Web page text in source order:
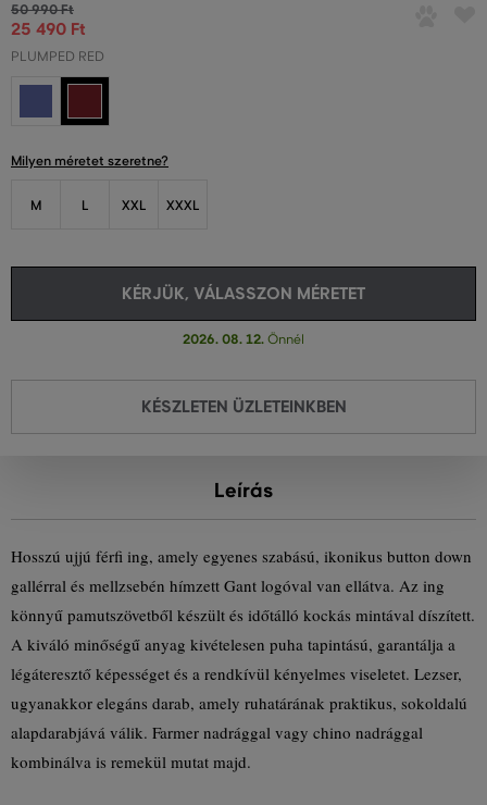
50 990 Ft
25 490 Ft
PLUMPED RED
Milyen méretet szeretne?
M L XXL XXXL
KÉRJÜK, VÁLASSZON MÉRETET
2026. 08. 12. Önnél
KÉSZLETEN ÜZLETEINKBEN
Leírás
Hosszú ujjú férfi ing, amely egyenes szabású, ikonikus button down
gallérral és mellzsebén hímzett Gant logóval van ellátva. Az ing
könnyű pamutszövetből készült és időtálló kockás mintával díszített.
A kiváló minőségű anyag kivételesen puha tapintású, garantálja a
légáteresztő képességet és a rendkívül kényelmes viseletet. Lezser,
ugyanakkor elegáns darab, amely ruhatárának praktikus, sokoldalú
alapdarabjává válik. Farmer nadrággal vagy chino nadrággal
kombinálva is remekül mutat majd.